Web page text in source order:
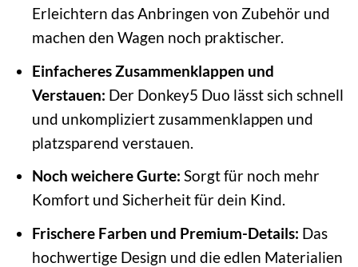
Erleichtern das Anbringen von Zubehör und
machen den Wagen noch praktischer.
Einfacheres Zusammenklappen und
Verstauen: Der Donkey5 Duo lässt sich schnell
und unkompliziert zusammenklappen und
platzsparend verstauen.
Noch weichere Gurte: Sorgt für noch mehr
Komfort und Sicherheit für dein Kind.
Frischere Farben und Premium-Details: Das
hochwertige Design und die edlen Materialien